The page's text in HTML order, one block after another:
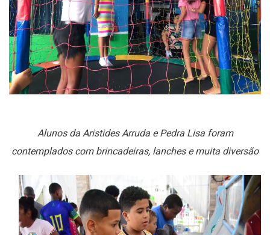
Alunos da Aristides Arruda e Pedra Lisa foram
contemplados com brincadeiras, lanches e muita diversão